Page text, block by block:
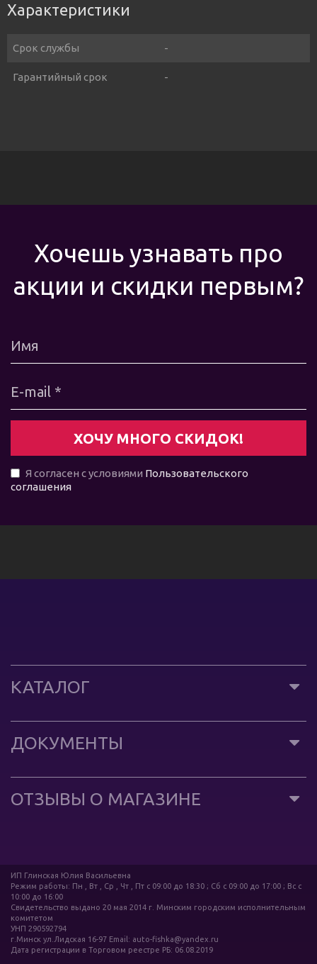
Характеристики
Срок службы -
Гарантийный срок -
Хочешь узнавать про
акции и скидки первым?
Я согласен с условиями Пользовательского
соглашения
КАТАЛОГ
ДОКУМЕНТЫ
ОТЗЫВЫ О МАГАЗИНЕ
ИП Глинская Юлия Васильевна
Режим работы: Пн , Вт , Ср , Чт , Пт c 09:00 до 18:30 ; Сб c 09:00 до 17:00 ; Вс c
10:00 до 16:00
Свидетельство выдано 20 мая 2014 г. Минским городским исполнительным
комитетом
УНП 290592794
г.Минск ул.Лидская 16-97 Email: auto-fishka@yandex.ru
Дата регистрации в Торговом реестре РБ: 06.08.2019